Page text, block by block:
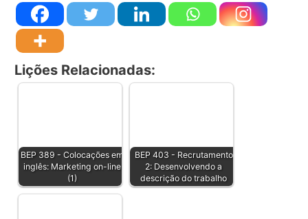
Lições Relacionadas:
BEP 389 - Colocações em
inglês: Marketing on-line
(1)
BEP 403 - Recrutamento
2: Desenvolvendo a
descrição do trabalho